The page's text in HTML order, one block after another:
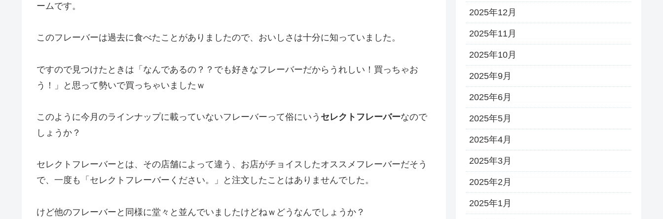
ームです。
このフレーバーは過去に食べたことがありましたので、おいしさは十分に知っていました。
ですので見つけたときは「なんであるの？？でも好きなフレーバーだからうれしい！買っちゃお
う！」と思って勢いで買っちゃいましたｗ
このように今月のラインナップに載っていないフレーバーって俗にいう セレクトフレーバーなので
しょうか？
セレクトフレーバーとは、その店舗によって違う、お店がチョイスしたオススメフレーバーだそう
で、一度も「セレクトフレーバーください。」と注文したことはありませんでした。
けど他のフレーバーと同様に堂々と並んでいましたけどねｗどうなんでしょうか？
2025年12月
2025年11月
2025年10月
2025年9月
2025年6月
2025年5月
2025年4月
2025年3月
2025年2月
2025年1月